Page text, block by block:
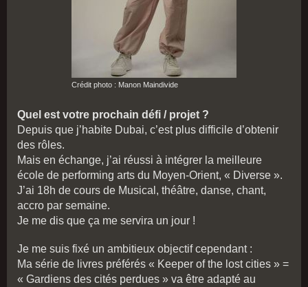
Crédit photo : Manon Maindivide
Quel est votre prochain défi / projet ?
Depuis que j’habite Dubai, c’est plus difficile d’obtenir
des rôles.
Mais en échange, j’ai réussi à intégrer la meilleure
école de performing arts du Moyen-Orient, « Diverse ».
J’ai 18h de cours de Musical, théâtre, danse, chant,
accro par semaine.
Je me dis que ça me servira un jour !
Je me suis fixé un ambitieux objectif cependant :
Ma série de livres préférés « Keeper of the lost cities » =
« Gardiens des cités perdues » va être adapté au